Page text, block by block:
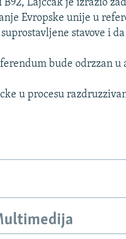
Lajccak je izrazio
Evropske unije u
stavove i
bude odrzzan u
u procesu